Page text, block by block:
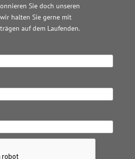
Sie doch unseren
halten Sie gerne mit
auf dem Laufenden.